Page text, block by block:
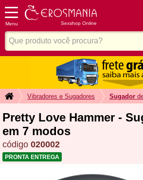
Menu Sexshop Online
Vibradores e Sugadores Sugador
Pretty Love Hammer -
em 7 modos
código 020002
PRONTA ENTREGA